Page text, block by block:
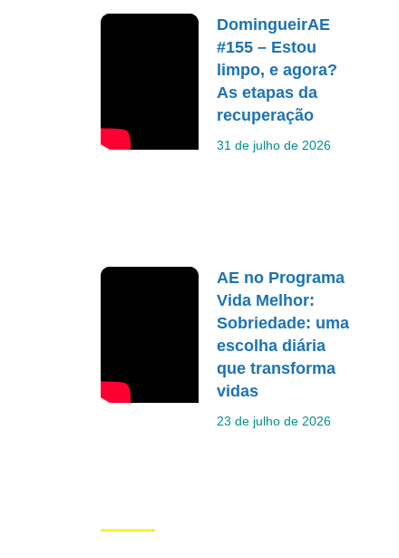
DomingueirAE
#155 – Estou
limpo, e agora?
As etapas da
recuperação
31 de julho de 2026
AE no Programa
Vida Melhor:
Sobriedade: uma
escolha diária
que transforma
vidas
23 de julho de 2026